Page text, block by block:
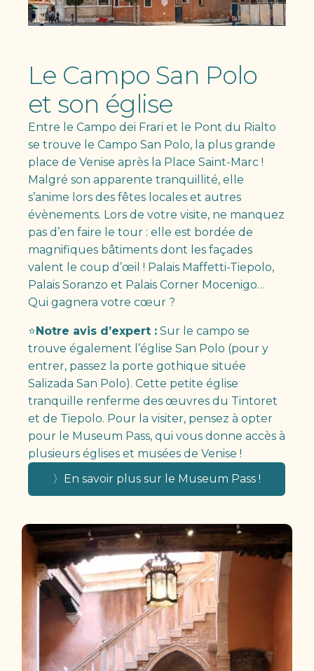
Le Campo San Polo
et son église
Entre le Campo dei Frari et le Pont du Rialto
se trouve le Campo San Polo, la plus grande
place de Venise après la Place Saint-Marc !
Malgré son apparente tranquillité, elle
s’anime lors des fêtes locales et autres
évènements. Lors de votre visite, ne manquez
pas d’en faire le tour : elle est bordée de
magnifiques bâtiments dont les façades
valent le coup d’œil ! Palais Maffetti-Tiepolo,
Palais Soranzo et Palais Corner Mocenigo…
Qui gagnera votre cœur ?
⭐ Notre avis d’expert : Sur le campo se
trouve également l’église San Polo (pour y
entrer, passez la porte gothique située
Salizada San Polo). Cette petite église
tranquille renferme des œuvres du Tintoret
et de Tiepolo. Pour la visiter, pensez à opter
pour le Museum Pass, qui vous donne accès à
plusieurs églises et musées de Venise !
〉En savoir plus sur le Museum Pass !